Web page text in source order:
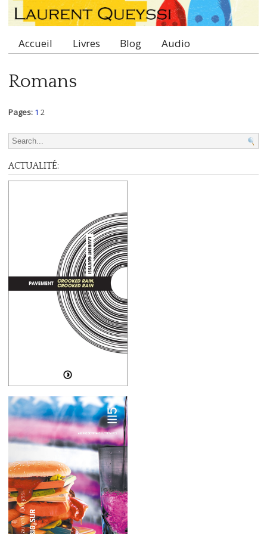
Main menu
Accueil Livres Blog Audio
Romans
Pages: 1 2
Search for:
ACTUALITÉ: